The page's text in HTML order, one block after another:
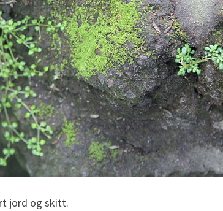
jord og skitt.